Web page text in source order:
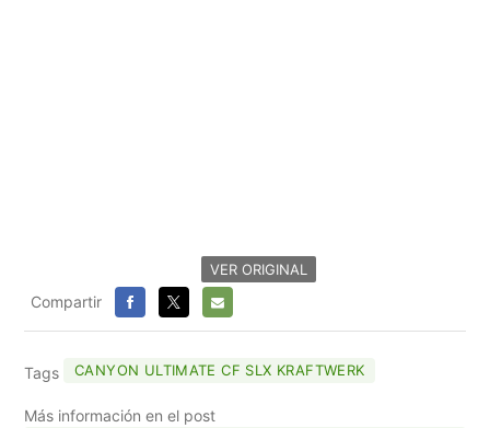
VER ORIGINAL
Compartir
FACEBOOK
X
E-
MAIL
Tags CANYON ULTIMATE CF SLX KRAFTWERK
Más información en el post